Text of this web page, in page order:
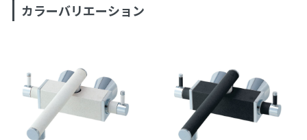
カラーバリエーション